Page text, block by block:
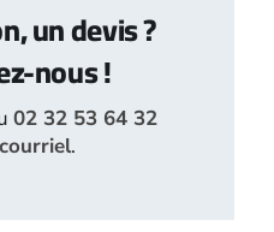
un devis ?
nous !
02 32 53 64 32
.